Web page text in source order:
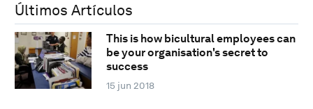
Últimos Artículos
This is how bicultural employees can
be your organisation's secret to
success
15 jun 2018